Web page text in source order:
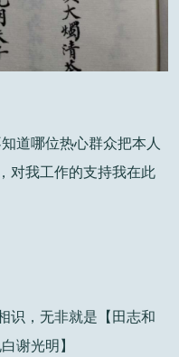
道哪位热心群众把本人
对我工作的支持我在此
识，无非就是【田志和
谢光明】